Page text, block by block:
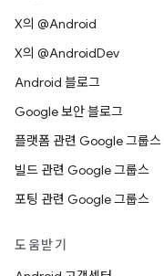
X의 @Android
X의 @AndroidDev
Android 블로그
Google 보안 블로그
플랫폼 관련 Google 그룹스
빌드 관련 Google 그룹스
포팅 관련 Google 그룹스
도움받기